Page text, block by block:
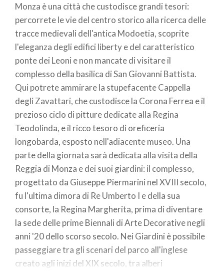
pane
Monza è una città che custodisce grandi tesori:
percorrete le vie del centro storico alla ricerca delle
tracce medievali dell'antica Modoetia, scoprite
l'eleganza degli edifici liberty e del caratteristico
ponte dei Leoni e non mancate di visitare il
complesso della basilica di San Giovanni Battista.
Qui potrete ammirare la stupefacente Cappella
degli Zavattari, che custodisce la Corona Ferrea e il
prezioso ciclo di pitture dedicate alla Regina
Teodolinda, e il ricco tesoro di oreficeria
longobarda, esposto nell'adiacente museo. Una
parte della giornata sarà dedicata alla visita della
Reggia di Monza e dei suoi giardini: il complesso,
progettato da Giuseppe Piermarini nel XVIII secolo,
fu l'ultima dimora di Re Umberto I e della sua
consorte, la Regina Margherita, prima di diventare
la sede delle prime Biennali di Arte Decorative negli
anni '20 dello scorso secolo. Nei Giardini è possibile
passeggiare tra gli scenari del parco all'inglese
creato agli inizi del XIX secolo, tra alberi